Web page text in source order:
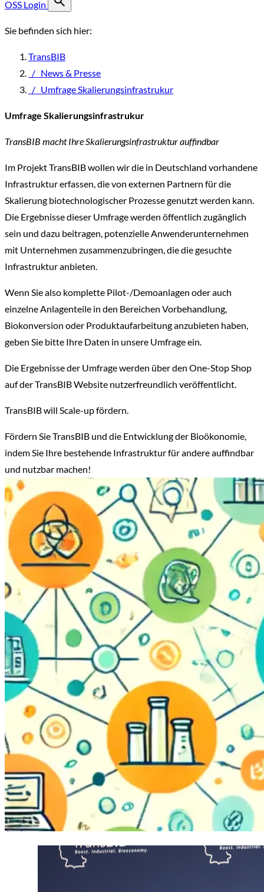
OSS Login
Sie befinden sich hier:
TransBIB
/ News & Presse
/ Umfrage Skalierungsinfrastrukur
Umfrage Skalierungsinfrastrukur
TransBIB macht Ihre Skalierungsinfrastruktur auffindbar
Im Projekt TransBIB wollen wir die in Deutschland vorhandene
Infrastruktur erfassen, die von externen Partnern für die
Skalierung biotechnologischer Prozesse genutzt werden kann.
Die Ergebnisse dieser Umfrage werden öffentlich zugänglich
sein und dazu beitragen, potenzielle Anwenderunternehmen
mit Unternehmen zusammenzubringen, die die gesuchte
Infrastruktur anbieten.
Wenn Sie also komplette Pilot-/Demoanlagen oder auch
einzelne Anlagenteile in den Bereichen Vorbehandlung,
Biokonversion oder Produktaufarbeitung anzubieten haben,
geben Sie bitte Ihre Daten in unsere Umfrage ein.
Die Ergebnisse der Umfrage werden über den One-Stop Shop
auf der TransBIB Website nutzerfreundlich veröffentlicht.
TransBIB will Scale-up fördern.
Fördern Sie TransBIB und die Entwicklung der Bioökonomie,
indem Sie Ihre bestehende Infrastruktur für andere auffindbar
und nutzbar machen!